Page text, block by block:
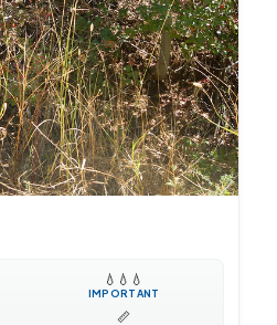
💧 💧 💧
IMPORTANT
📏